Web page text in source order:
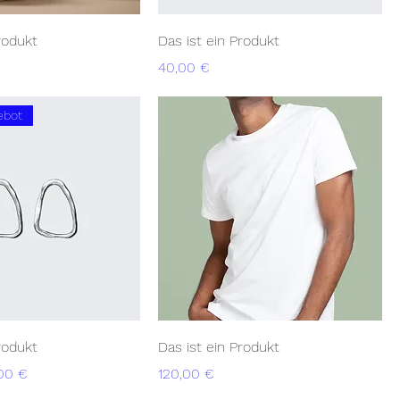
Das ist ein Produkt
Preis
40,00 €
Preis
€
Das ist ein Produkt
Preis
120,00 €